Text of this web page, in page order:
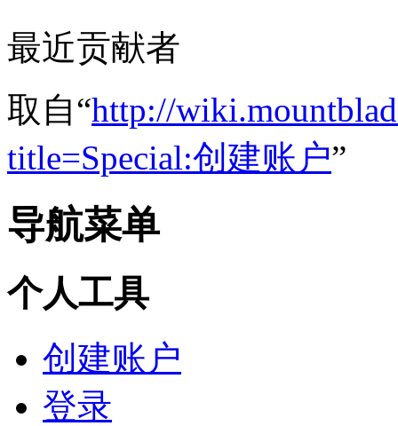
最近贡献者
取自“http://
title=Special:创建账户”
导航菜单
个人工具
创建账户
登录